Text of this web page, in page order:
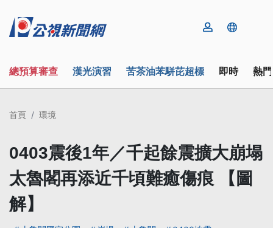
總預算審查 漢光演習 苦茶油苯駢芘超標 即時 熱
首頁 環境
0403震後1年／千起餘震擴大崩塌
太魯閣再添近千頃難癒傷痕 【圖
解】